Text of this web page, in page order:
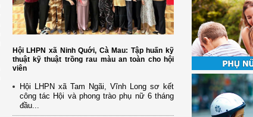
Hội LHPN xã Ninh Quới, Cà Mau: Tập huấn kỹ
thuật kỹ thuật trồng rau màu an toàn cho hội
viên
Hội LHPN xã Tam Ngãi, Vĩnh Long sơ kết
công tác Hội và phong trào phụ nữ 6 tháng
đầu...